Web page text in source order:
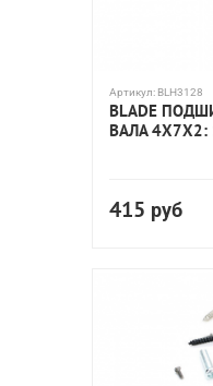
Артикул: BLH3128
BLADE
ВАЛА 4X7X2:
415 руб